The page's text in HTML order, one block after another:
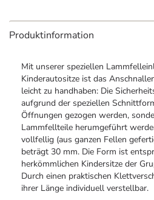
Produktinformation
Mit unserer speziellen
Kinderautositze ist das
leicht zu handhaben: Die
aufgrund der speziellen
Öffnungen gezogen werden,
Lammfellteile herumgeführt
vollfellig (aus ganzen Fellen
beträgt 30 mm. Die Form ist
herkömmlichen Kindersitze der
Durch einen praktischen
ihrer Länge individuell verstellbar.